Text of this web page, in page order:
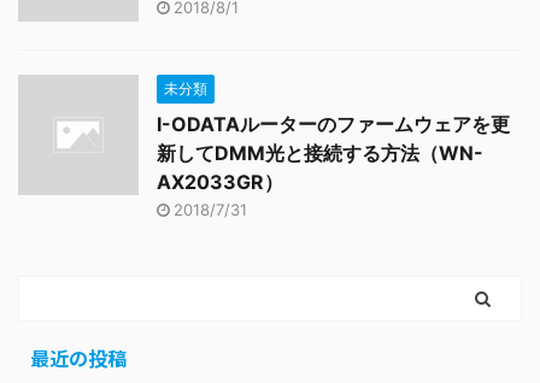
2018/8/1
未分類
I-ODATAルーターのファームウェアを更
新してDMM光と接続する方法（WN-
AX2033GR）
2018/7/31
最近の投稿